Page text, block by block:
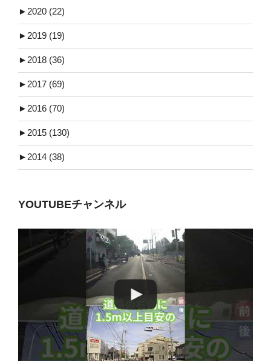
► 2020 (22)
► 2019 (19)
► 2018 (36)
► 2017 (69)
► 2016 (70)
► 2015 (130)
► 2014 (38)
YOUTUBEチャンネル